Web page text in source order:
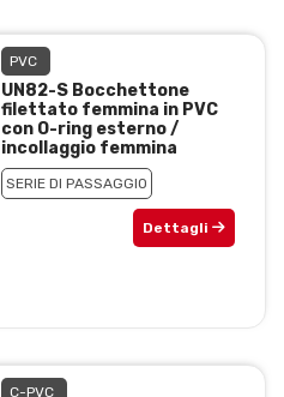
PVC
UN82-S Bocchettone
filettato femmina in PVC
con O-ring esterno /
incollaggio femmina
SERIE DI PASSAGGIO
Dettagli
C-PVC